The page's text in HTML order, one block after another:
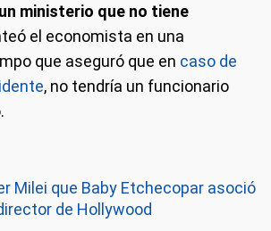
ministerio que no tiene
el economista en una
que aseguró que en caso de
, no tendría un funcionario
Milei que Baby Etchecopar asoció
de Hollywood